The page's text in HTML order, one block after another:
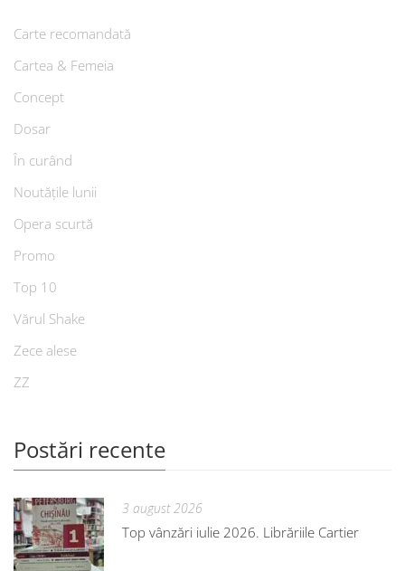
Carte recomandată
Cartea & Femeia
Concept
Dosar
În curând
Noutățile lunii
Opera scurtă
Promo
Top 10
Vărul Shake
Zece alese
ZZ
Postări recente
3 august 2026
Top vânzări iulie 2026. Librăriile Cartier